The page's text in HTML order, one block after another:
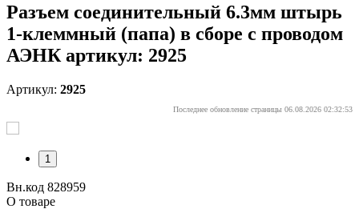
Разъем соединительный 6.3мм штырь
1-клеммный (папа) в сборе с проводом
АЭНК артикул: 2925
Артикул: 2925
Последнее обновление страницы 06.08.2026 02:32:53
1
Вн.код 828959
О товаре